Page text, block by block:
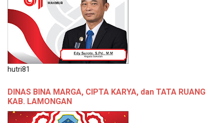
hutri81
DINAS BINA MARGA, CIPTA KARYA, dan TATA RUANG
KAB. LAMONGAN